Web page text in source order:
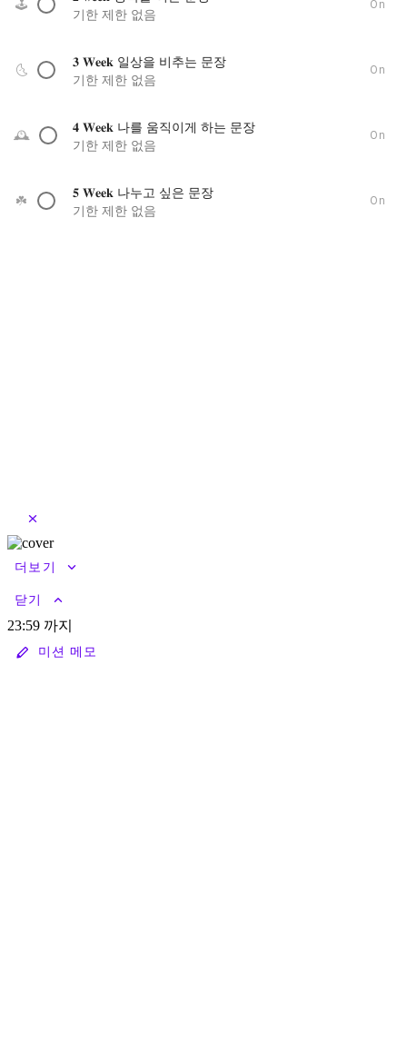
🕹️
기한 제한 없음
On
🌜️
𝟑 𝐖𝐞𝐞𝐤 일상을 비추는 문장
기한 제한 없음
On
🕰️
𝟒 𝐖𝐞𝐞𝐤 나를 움직이게 하는 문장
기한 제한 없음
On
☘️
𝟓 𝐖𝐞𝐞𝐤 나누고 싶은 문장
기한 제한 없음
On
close
더보기 keyboard_arrow_down
닫기 keyboard_arrow_up
23:59 까지
stylus 미션 메모